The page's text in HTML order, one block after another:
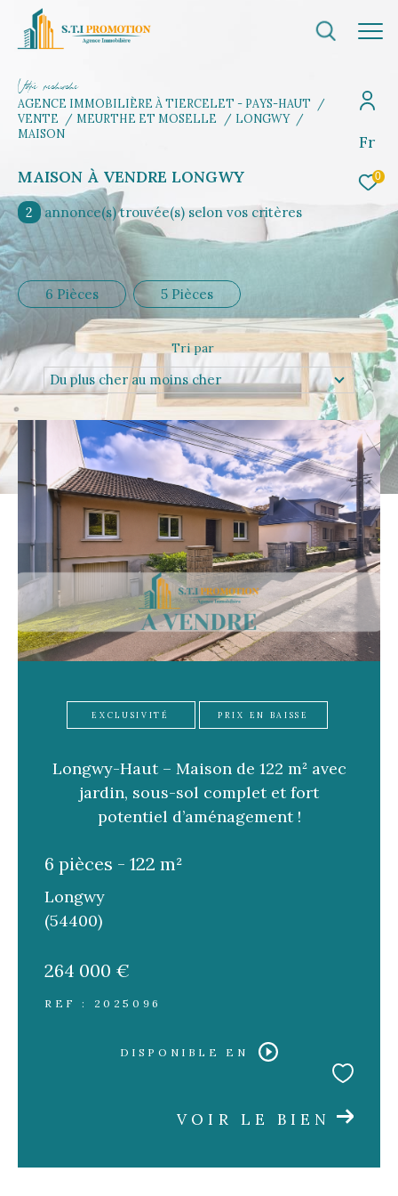
Fr
0
Vore recece
AGENCE IMMOBILIÈRE À TIERCELET - PAYS-HAUT
VENTE
MEURTHE ET MOSELLE
LONGWY
MAISON
MAISON À VENDRE LONGWY
2 annonce(s) trouvée(s) selon vos critères
6 Pièces 5 Pièces
Tri par
Du plus cher au moins cher
EXCLUSIVITÉ PRIX EN BAISSE
Longwy-Haut – Maison de 122 m² avec
jardin, sous-sol complet et fort
potentiel d’aménagement !
6 pièces - 122 m²
Longwy
(54400)
264 000 €
REF : 2025096
DISPONIBLE EN
VOIR LE BIEN
Effectuer une recherche
et trouvez le bien qui correspond à vos
critères
Type d'offre
Vente
Type de bien
Sélectionner
Budget
Pièces
1 2 3 4 5+
Localisation
Surface
SUPPLÉMENTAIRES
Parking Terrasse Piscine
FILTRER PAR